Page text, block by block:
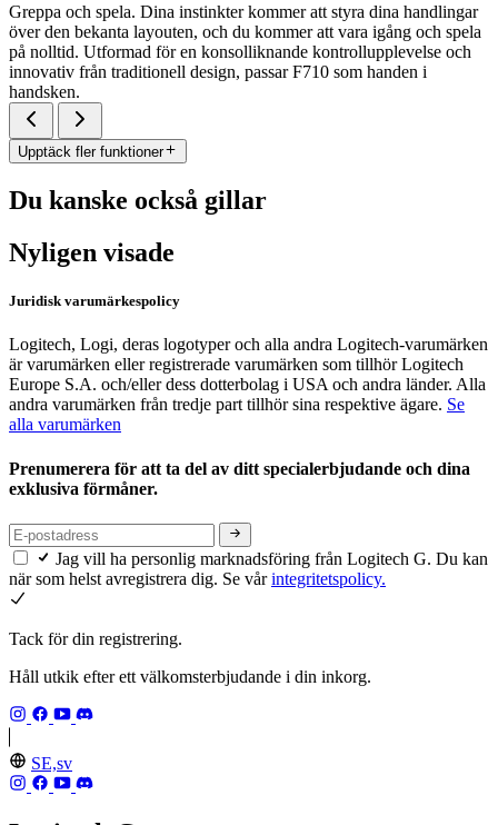
Greppa och spela. Dina instinkter kommer att styra dina handlingar
över den bekanta layouten, och du kommer att vara igång och spela
på nolltid. Utformad för en konsolliknande kontrollupplevelse och
innovativ från traditionell design, passar F710 som handen i
handsken.
Upptäck fler funktioner
Du kanske också gillar
Nyligen visade
Juridisk varumärkespolicy
Logitech, Logi, deras logotyper och alla andra Logitech-varumärken
är varumärken eller registrerade varumärken som tillhör Logitech
Europe S.A. och/eller dess dotterbolag i USA och andra länder. Alla
andra varumärken från tredje part tillhör sina respektive ägare. Se
alla varumärken
Prenumerera för att ta del av ditt specialerbjudande och dina
exklusiva förmåner.
Jag vill ha personlig marknadsföring från Logitech G. Du kan
när som helst avregistrera dig. Se vårintegritetspolicy.
Tack för din registrering.
Håll utkik efter ett välkomsterbjudande i din inkorg.
SE,sv